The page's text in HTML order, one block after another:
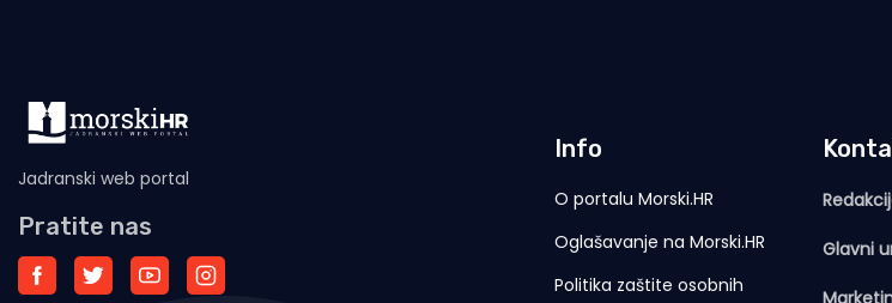
Jadranski web portal
Pratite nas
Info
O portalu Morski.HR
Oglašavanje na Morski.HR
Politika zaštite osobnih
Glavni